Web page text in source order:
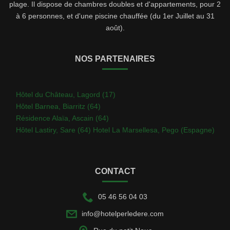
plage. Il dispose de chambres doubles et d'appartements, pour 2
à 6 personnes, et d'une piscine chauffée (du 1er Juillet au 31
août).
NOS PARTENAIRES
Hôtel du Château, Lagord (17)
Hôtel Barnea, Biarritz (64)
Résidence Alaïa, Ascain (64)
Hôtel Lastiry, Sare (64) Hotel La Marsellesa, Pego (Espagne)
CONTACT
05 46 56 04 03
info@hotelperledere.com